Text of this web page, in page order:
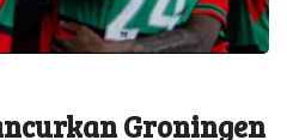
Groningen